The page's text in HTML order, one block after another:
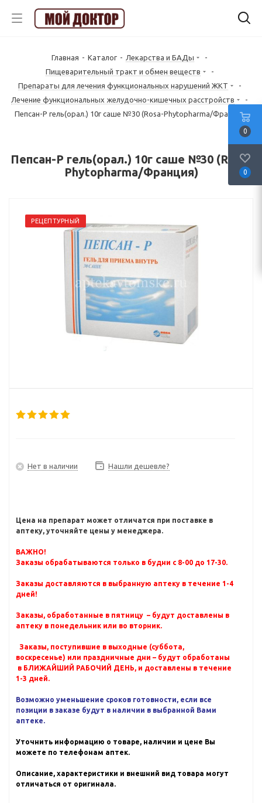
Главная - Каталог - Лекарства и БАДы
-
Пищеварительный тракт и обмен веществ
-
Препараты для лечения функциональных нарушений ЖКТ
-
Лечение функциональных желудочно-кишечных расстройств
-
Пепсан-Р гель(орал.) 10г саше №30 (Rosa-Phytopharma/Франция)
Пепсан-Р гель(орал.) 10г саше №30 (Rosa-
Phytopharma/Франция)
РЕЦЕПТУРНЫЙ
Нет в наличии Нашли дешевле?
Цена на препарат может отличатся при поставке в
аптеку, уточняйте цены у менеджера.
ВАЖНО!
Заказы обрабатываются только в будни с 8-00 до 17-30.
Заказы доставляются в выбранную аптеку в течение 1-4
дней!
Заказы, обработанные в пятницу – будут доставлены в
аптеку в понедельник или во вторник.
Заказы, поступившие в выходные (суббота,
воскресенье) или праздничные дни – будут обработаны
в БЛИЖАЙШИЙ РАБОЧИЙ ДЕНЬ, и доставлены в течение
1-3 дней.
Возможно уменьшение сроков готовности, если все
позиции в заказе будут в наличии в выбранной Вами
аптеке.
Уточнить информацию о товаре, наличии и цене Вы
можете по телефонам аптек.
Описание, характеристики и внешний вид товара могут
отличаться от оригинала.
0
0